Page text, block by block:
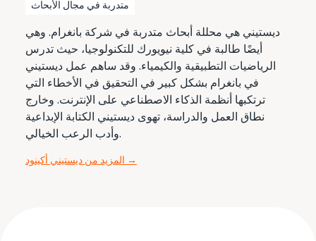
متدربة في مجال الأبحاث
ديستيني هي محللة أبحاث متدربة في شركة بانغرام. وهي
أيضًا طالبة في كلية نيويورك للتكنولوجيا، حيث تدرس
الرياضيات التطبيقية والكيمياء. وقد ساهم عمل ديستيني
في بانغرام بشكل كبير في التحقيق في الأخطاء التي
ترتكبها أنظمة الذكاء الاصطناعي على الإنترنت. وخارج
نطاق العمل والدراسة، تهوى ديستيني الكتابة الإبداعية
وأدب الرعب الخيالي.
→